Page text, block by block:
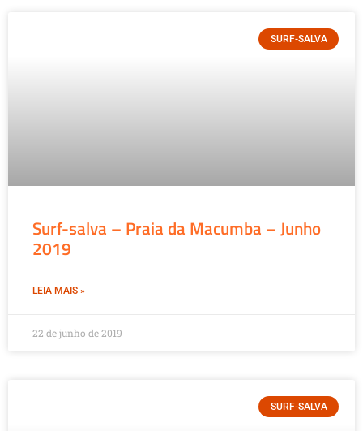
SURF-SALVA
Surf-salva – Praia da Macumba – Junho
2019
LEIA MAIS »
22 de junho de 2019
SURF-SALVA